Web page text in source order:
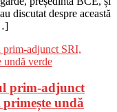
discutat despre această
prim-adjunct
undă